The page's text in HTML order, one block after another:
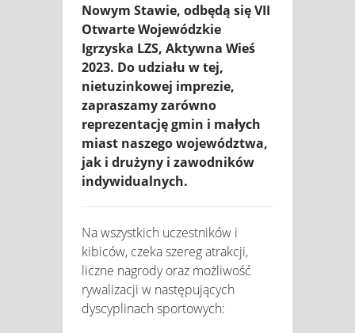
Nowym Stawie, odbędą się VII
Otwarte Wojewódzkie
Igrzyska LZS, Aktywna Wieś
2023. Do udziału w tej,
nietuzinkowej imprezie,
zapraszamy zarówno
reprezentację gmin i małych
miast naszego województwa,
jak i drużyny i zawodników
indywidualnych.
Na wszystkich uczestników i
kibiców, czeka szereg atrakcji,
liczne nagrody oraz możliwość
rywalizacji w następujących
dyscyplinach sportowych: